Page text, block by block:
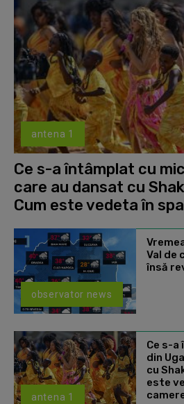
antena 1
Ce s-a întâmplat cu
care au dansat cu
Cum este vedeta în
observator news
Val de
însă
antena 1
Ce s-
din
cu
este